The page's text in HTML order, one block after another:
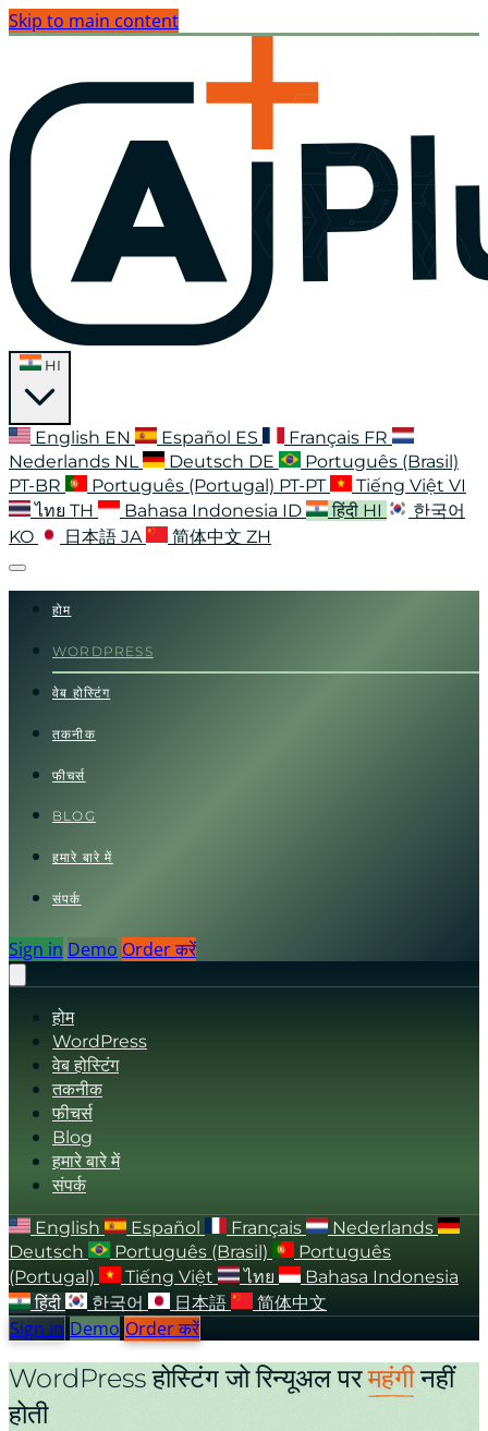
Skip to main content
English EN Español ES Français FR
Nederlands NL Deutsch DE
Português (Brasil)
PT-BR
Português (Portugal) PT-PT Tiếng Việt VI
ไทย TH Bahasa Indonesia ID हिंदी HI
한국어
KO
日本語 JA 简体中文 ZH
होम
WORDPRESS
वेब होस्टिंग
तकनीक
फीचर्स
BLOG
हमारे बारे में
संपर्क
Sign in Demo Order करें
होम
WordPress
वेब होस्टिंग
तकनीक
फीचर्स
Blog
हमारे बारे में
संपर्क
English Español Français
Nederlands
Deutsch
Português (Brasil)
Português
(Portugal)
Tiếng Việt ไทย
Bahasa Indonesia
हिंदी
한국어 日本語 简体中文
Sign in Demo Order करें
WordPress होस्टिंग जो रिन्यूअल परमहंगीनहीं
होती